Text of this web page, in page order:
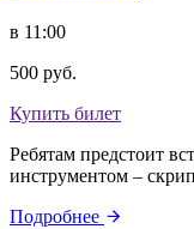
в 11:00
500 руб.
Купить билет
Ребятам предстоит
инструментом –
Подробнее